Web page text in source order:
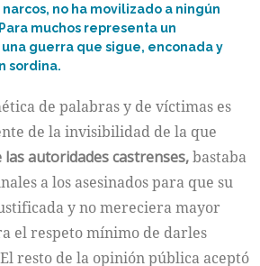
no ha movilizado a ningún
muchos representa un
guerra que sigue, enconada y
sordina.
de palabras y de víctimas es
de la invisibilidad de la que
las autoridades castrenses,bastaba
a los asesinados para que su
y no mereciera mayor
el respeto mínimo de darles
resto de la opinión pública aceptó